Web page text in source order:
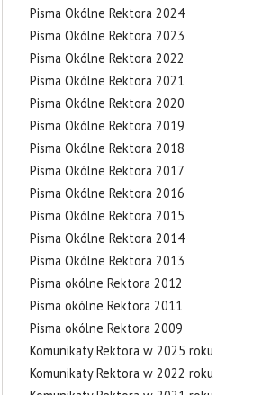
Pisma Okólne Rektora 2024
Pisma Okólne Rektora 2023
Pisma Okólne Rektora 2022
Pisma Okólne Rektora 2021
Pisma Okólne Rektora 2020
Pisma Okólne Rektora 2019
Pisma Okólne Rektora 2018
Pisma Okólne Rektora 2017
Pisma Okólne Rektora 2016
Pisma Okólne Rektora 2015
Pisma Okólne Rektora 2014
Pisma Okólne Rektora 2013
Pisma okólne Rektora 2012
Pisma okólne Rektora 2011
Pisma okólne Rektora 2009
Komunikaty Rektora w 2025 roku
Komunikaty Rektora w 2022 roku